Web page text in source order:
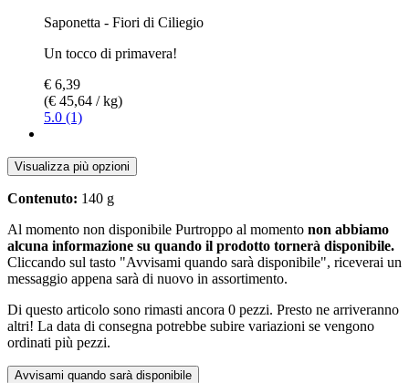
Saponetta - Fiori di Ciliegio
Un tocco di primavera!
€ 6,39
(€ 45,64 / kg)
5.0 (1)
Visualizza più opzioni
Contenuto: 140 g
Al momento non disponibile Purtroppo al momento non abbiamo
alcuna informazione su quando il prodotto tornerà disponibile.
Cliccando sul tasto "Avvisami quando sarà disponibile", riceverai un
messaggio appena sarà di nuovo in assortimento.
Di questo articolo sono rimasti ancora 0 pezzi. Presto ne arriveranno
altri! La data di consegna potrebbe subire variazioni se vengono
ordinati più pezzi.
Avvisami quando sarà disponibile